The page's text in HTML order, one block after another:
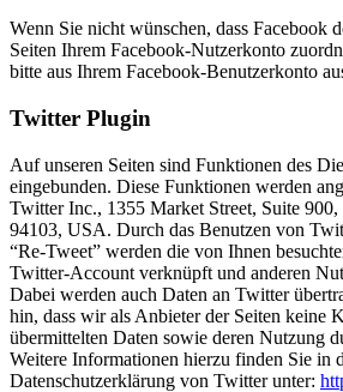
Wenn Sie nicht wünschen, dass Facebook
Seiten Ihrem Facebook-Nutzerkonto
bitte aus Ihrem Facebook-Benutzerkonto
Twitter Plugin
Auf unseren Seiten sind Funktionen des
eingebunden. Diese Funktionen werden
Twitter Inc., 1355 Market Street, Suite 900,
94103, USA. Durch das Benutzen von
“Re-Tweet” werden die von Ihnen
Twitter-Account verknüpft und anderen
Dabei werden auch Daten an Twitter
hin, dass wir als Anbieter der Seiten keine
übermittelten Daten sowie deren Nutzung
Weitere Informationen hierzu finden Sie in
Datenschutzerklärung von Twitter unter: